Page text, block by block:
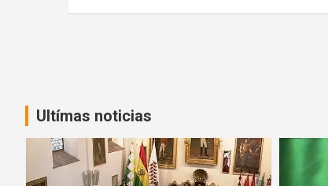
Ultímas noticias